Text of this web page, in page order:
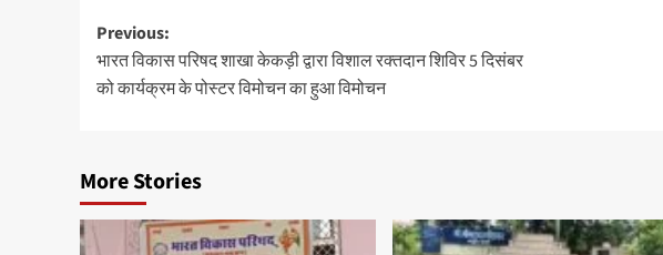
Previous:
भारत विकास परिषद शाखा केकड़ी द्वारा विशाल रक्तदान शिविर 5 दिसंबर
को कार्यक्रम के पोस्टर विमोचन का हुआ विमोचन
More Stories